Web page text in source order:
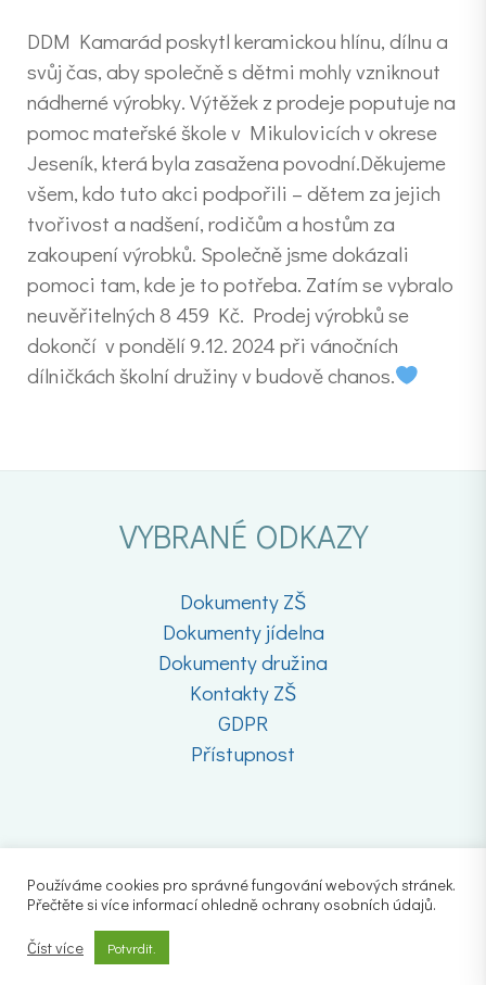
DDM Kamarád poskytl keramickou hlínu, dílnu a
svůj čas, aby společně s dětmi mohly vzniknout
nádherné výrobky. Výtěžek z prodeje poputuje na
pomoc mateřské škole v Mikulovicích v okrese
Jeseník, která byla zasažena povodní.Děkujeme
všem, kdo tuto akci podpořili – dětem za jejich
tvořivost a nadšení, rodičům a hostům za
zakoupení výrobků. Společně jsme dokázali
pomoci tam, kde je to potřeba. Zatím se vybralo
neuvěřitelných 8 459 Kč. Prodej výrobků se
dokončí v pondělí 9.12. 2024 při vánočních
dílničkách školní družiny v budově chanos.
VYBRANÉ ODKAZY
Dokumenty ZŠ
Dokumenty jídelna
Dokumenty družina
Kontakty ZŠ
GDPR
Přístupnost
Používáme cookies pro správné fungování webových stránek.
Přečtěte si více informací ohledně ochrany osobních údajů.
Číst více Potvrdit.